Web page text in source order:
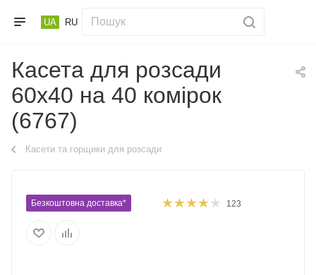
UA RU
Касета для розсади
60х40 на 40 комірок
(6767)
Касети та горщики для розсади
Безкоштовна доставка* 123